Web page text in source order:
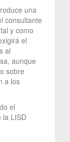
una
consultante
y como
el
al
aunque
sobre
a los
el
la LISD